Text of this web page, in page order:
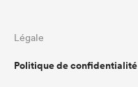
Légale
Politique de confidentialité